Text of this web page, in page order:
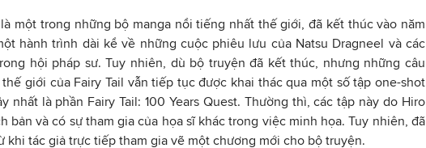
là một trong những bộ manga nổi tiếng nhất thế giới, đã kết thúc vào năm
hành trình dài kể về những cuộc phiêu lưu của Natsu Dragneel và các
hội pháp sư. Tuy nhiên, dù bộ truyện đã kết thúc, nhưng những câu
giới của Fairy Tail vẫn tiếp tục được khai thác qua một số tập one-shot
nhất là phần Fairy Tail: 100 Years Quest. Thường thì, các tập này do Hiro
bản và có sự tham gia của họa sĩ khác trong việc minh họa. Tuy nhiên, đã
khi tác giả trực tiếp tham gia vẽ một chương mới cho bộ truyện.